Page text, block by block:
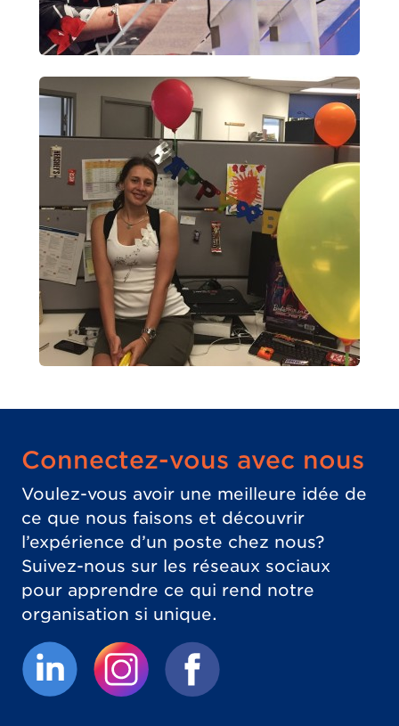
Connectez-vous avec nous
Voulez-vous avoir une meilleure idée de
ce que nous faisons et découvrir
l’expérience d’un poste chez nous?
Suivez-nous sur les réseaux sociaux
pour apprendre ce qui rend notre
organisation si unique.